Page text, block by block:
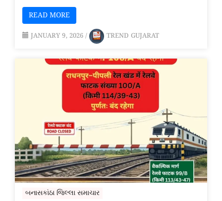
READ MORE
JANUARY 9, 2026 / TREND GUJARAT
બનાસકાંઠા જિલ્લા સમાચાર